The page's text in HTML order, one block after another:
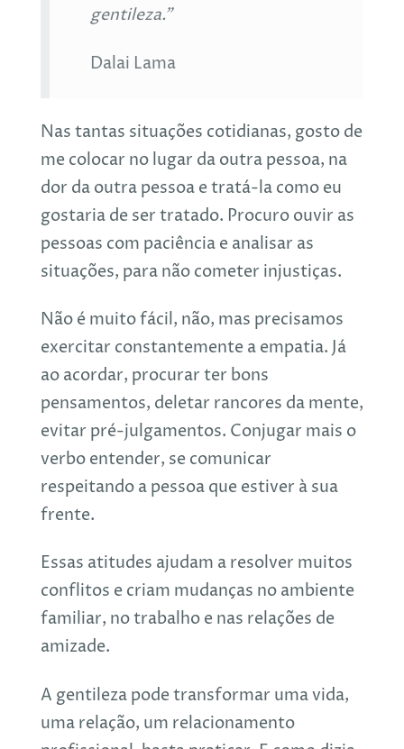
gentileza.”
Dalai Lama
Nas tantas situações cotidianas, gosto de
me colocar no lugar da outra pessoa, na
dor da outra pessoa e tratá-la como eu
gostaria de ser tratado. Procuro ouvir as
pessoas com paciência e analisar as
situações, para não cometer injustiças.
Não é muito fácil, não, mas precisamos
exercitar constantemente a empatia. Já
ao acordar, procurar ter bons
pensamentos, deletar rancores da mente,
evitar pré-julgamentos. Conjugar mais o
verbo entender, se comunicar
respeitando a pessoa que estiver à sua
frente.
Essas atitudes ajudam a resolver muitos
conflitos e criam mudanças no ambiente
familiar, no trabalho e nas relações de
amizade.
A gentileza pode transformar uma vida,
uma relação, um relacionamento